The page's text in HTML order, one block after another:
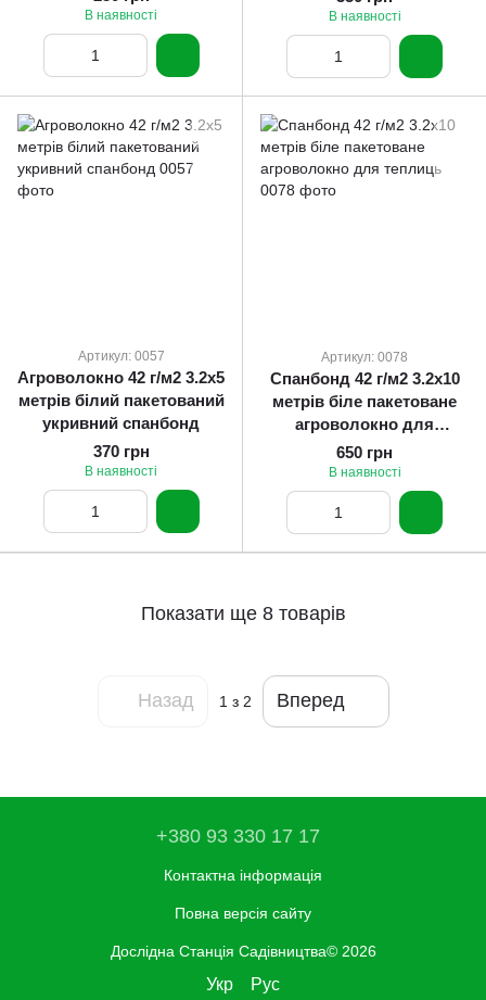
В наявності В наявності
Артикул: 0057
Агроволокно 42 г/м2 3.2х5
метрів білий пакетований
укривний спанбонд
370 грн
В наявності
Артикул: 0078
Спанбонд 42 г/м2 3.2х10
метрів біле пакетоване
агроволокно для
теплиць
650 грн
В наявності
Показати ще 8 товарів
Назад 1 з 2 Вперед
+380 93 330 17 17
Контактна інформація
Повна версія сайту
Дослідна Станція Садівництва© 2026
Укр Рус